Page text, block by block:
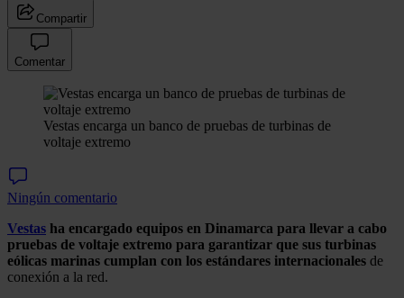
Compartir
Comentar
Vestas encarga un banco de pruebas de turbinas de
voltaje extremo
Ningún comentario
Vestas ha encargado equipos en Dinamarca para llevar a cabo
pruebas de voltaje extremo para garantizar que sus turbinas
eólicas marinas cumplan con los estándares internacionales de
conexión a la red.